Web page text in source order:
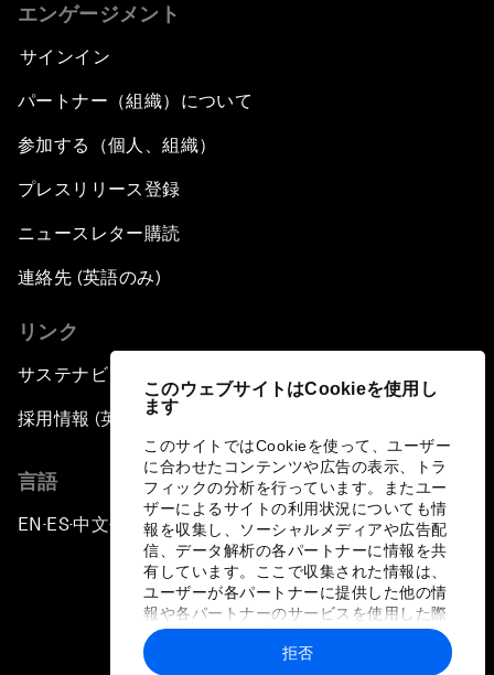
このウェブサイトはCookieを使用し
ます
このサイトではCookieを使って、ユーザー
に合わせたコンテンツや広告の表示、トラ
フィックの分析を行っています。またユー
ザーによるサイトの利用状況についても情
報を収集し、ソーシャルメディアや広告配
信、データ解析の各パートナーに情報を共
有しています。ここで収集された情報は、
ユーザーが各パートナーに提供した他の情
報や各パートナーのサービスを使用した際
に収集された情報と組み合わされ、各パー
トナーによって使用されることがありま
拒否
エンゲージメント
サインイン
パートナー（組織）について
参加する（個人、組織）
プレスリリース登録
ニュースレター購読
連絡先 (英語のみ)
リンク
サステナビリティへの取り組み
採用情報 (英語のみ)
言語
EN ▪ES▪中文▪ 日本語